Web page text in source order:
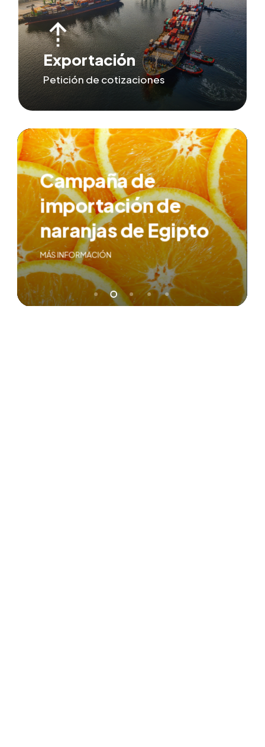
Exportación
Petición de cotizaciones
Campaña de
importación de
naranjas de Egipto
MÁS INFORMACIÓN